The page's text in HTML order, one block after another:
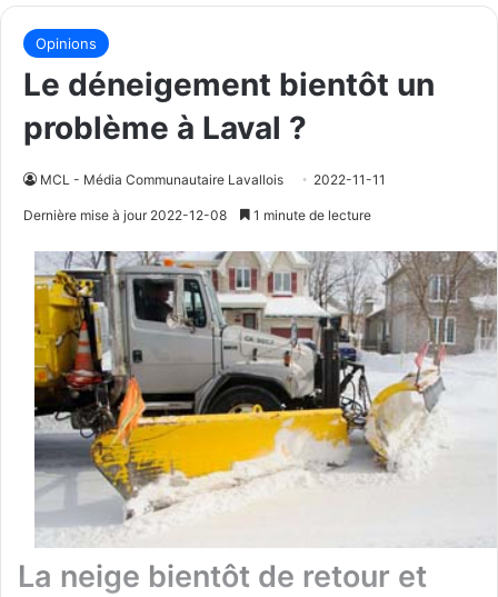
Opinions
Le déneigement bientôt un
problème à Laval ?
MCL - Média Communautaire Lavallois 2022-11-11
Dernière mise à jour 2022-12-08 1 minute de lecture
La neige bientôt de retour et